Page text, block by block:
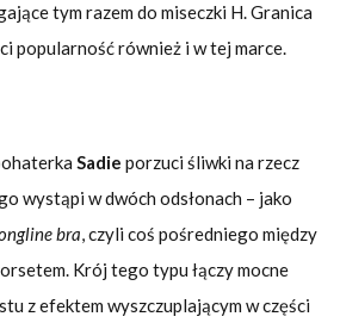
tym razem do miseczki H. Granica
popularność również i w tej marce.
Sadie porzuci śliwki na rzecz
wystąpi w dwóch odsłonach – jako
bra, czyli coś pośredniego między
Krój tego typu łączy mocne
z efektem wyszczuplającym w części